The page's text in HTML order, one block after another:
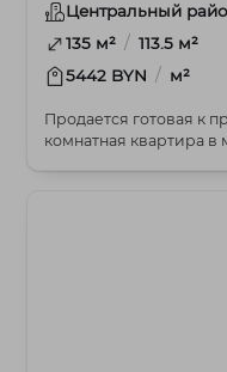
Центральный
135 м² / 113.5 м²
5442 BYN / м²
Продается готовая к
комнатная квартира